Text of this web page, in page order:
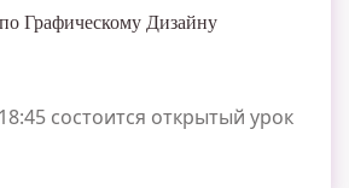
Графическому Дизайну
состоится открытый урок